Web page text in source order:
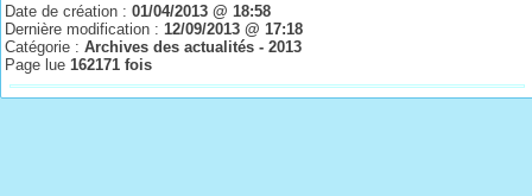
Date de création :01/04/2013 @ 18:58
Dernière modification : 12/09/2013 @ 17:18
Catégorie :Archives des actualités - 2013
Page lue 162171 fois